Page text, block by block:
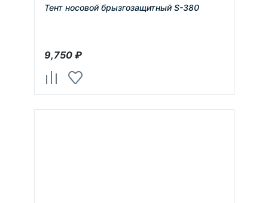
Тент носовой брызгозащитный S-380
9,750₽